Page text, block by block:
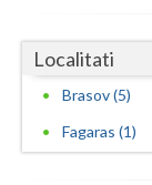
Localitati
Brasov (5)
Fagaras (1)